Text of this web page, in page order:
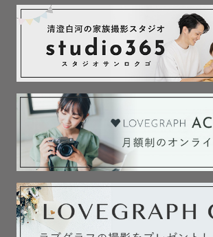
ご祈祷の予定がある方のみ、撮影同行
す。予めご了承ください。
※別日に改めてご祈祷される場合はこの
🎉サプライズ大好き🎉
誰かを驚かせたい時は私の出番です！
成功させるために、一生懸命考えます。
一緒にサプライズ時間を楽しみましょう！
あなたの家族の一員として…一緒に考え